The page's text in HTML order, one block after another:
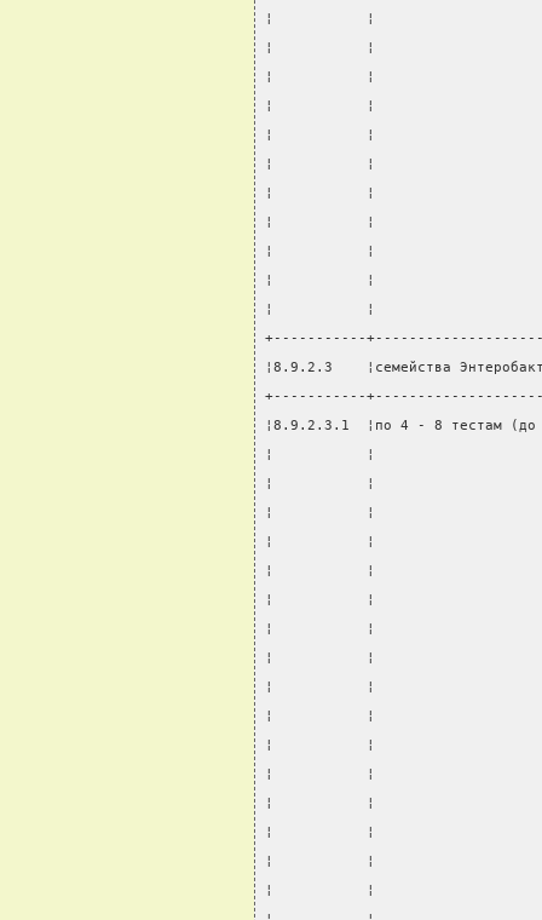
¦           ¦
¦           ¦
¦           ¦
¦           ¦
¦           ¦
¦           ¦
¦           ¦
¦           ¦
¦           ¦
¦           ¦
¦           ¦
+-----------
¦8.9.2.3    ¦семейства
+-----------
¦8.9.2.3.1  ¦по 4 - 8 тестам
¦           ¦
¦           ¦
¦           ¦
¦           ¦
¦           ¦
¦           ¦
¦           ¦
¦           ¦
¦           ¦
¦           ¦
¦           ¦
¦           ¦
¦           ¦
¦           ¦
¦           ¦
¦           ¦